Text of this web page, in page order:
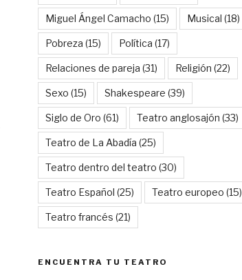
Miguel Ángel Camacho (15) Musical (18)
Pobreza (15) Política (17)
Relaciones de pareja (31) Religión (22)
Sexo (15) Shakespeare (39)
Siglo de Oro (61) Teatro anglosajón (33)
Teatro de La Abadía (25)
Teatro dentro del teatro (30)
Teatro Español (25) Teatro europeo (15)
Teatro francés (21)
ENCUENTRA TU TEATRO